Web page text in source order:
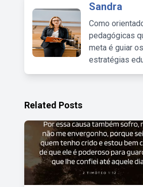
Sandra
Como
pedagógicas
meta é guiar
estratégias
Related Posts